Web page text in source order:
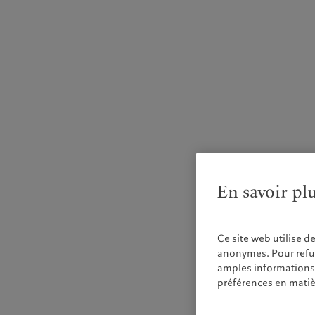
En savoir
Ce site web utilise
anonymes. Pour
amples
préférences en